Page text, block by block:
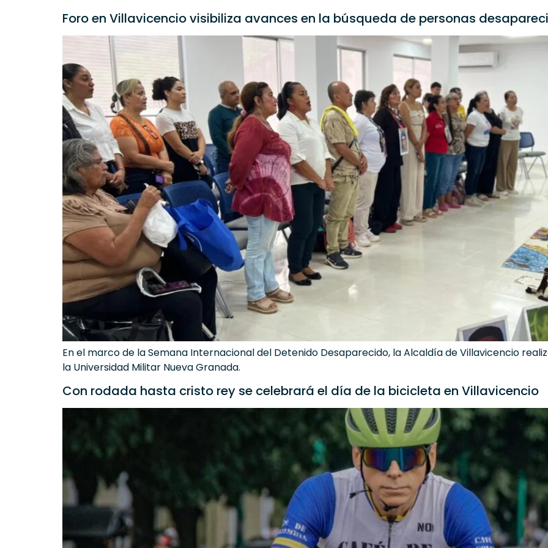
Foro en Villavicencio visibiliza avances en la búsqueda de personas
En el marco de la Semana Internacional del Detenido Desaparecido, la Alcaldía de Villavicencio
la Universidad Militar Nueva Granada.
Con rodada hasta cristo rey se celebrará el día de la bicicleta en Villavicencio